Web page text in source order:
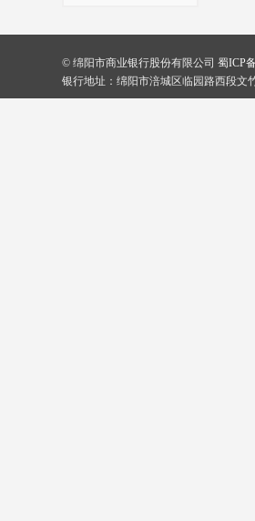
© 绵阳市商业银行股份有限公司 蜀ICP
银行地址：绵阳市涪城区临园路西段文